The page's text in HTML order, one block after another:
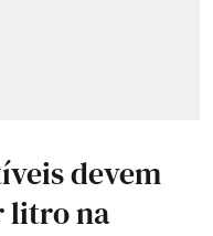
devem
litro na